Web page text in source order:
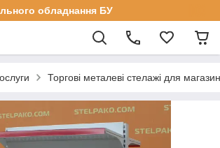
обладнання БУ
Торгові металеві стелажі для